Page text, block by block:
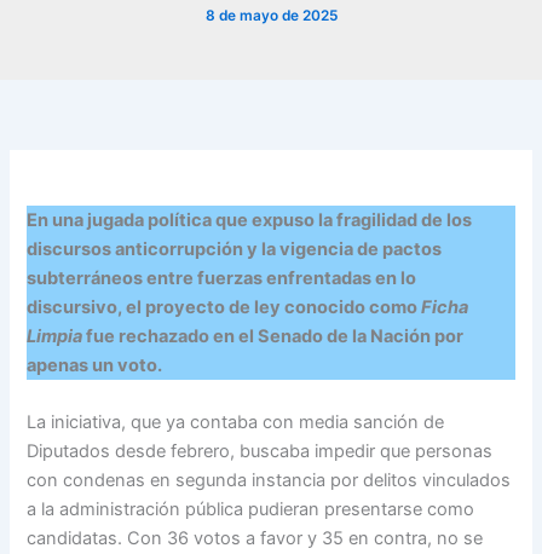
8 de mayo de 2025
En una jugada política que expuso la fragilidad de los
discursos anticorrupción y la vigencia de pactos
subterráneos entre fuerzas enfrentadas en lo
discursivo, el proyecto de ley conocido comoFicha
Limpiafue rechazado en el Senado de la Nación por
apenas un voto.
La iniciativa, que ya contaba con media sanción de
Diputados desde febrero, buscaba impedir que personas
con condenas en segunda instancia por delitos vinculados
a la administración pública pudieran presentarse como
candidatas. Con 36 votos a favor y 35 en contra, no se